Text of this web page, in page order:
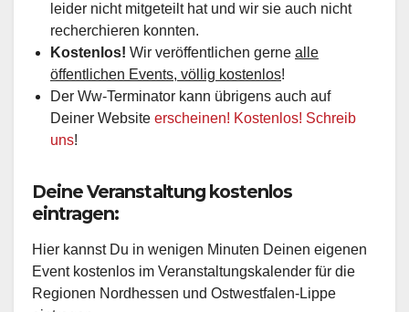
leider nicht mitgeteilt hat und wir sie auch nicht
recherchieren konnten.
Kostenlos! Wir veröffentlichen gerne alle
öffentlichen Events, völlig kostenlos!
Der Ww-Terminator kann übrigens auch auf
Deiner Website erscheinen! Kostenlos! Schreib
uns!
Deine Veranstaltung kostenlos
eintragen:
Hier kannst Du in wenigen Minuten Deinen eigenen
Event kostenlos im Veranstaltungskalender für die
Regionen Nordhessen und Ostwestfalen-Lippe